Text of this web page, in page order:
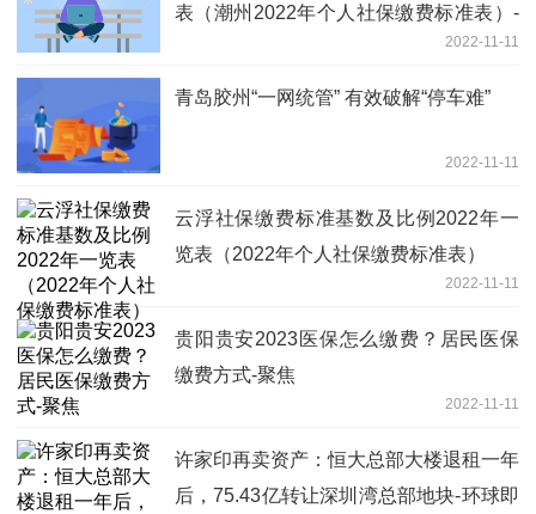
表（潮州2022年个人社保缴费标准表）-
2022-11-11
青岛胶州“一网统管” 有效破解“停车难”
2022-11-11
云浮社保缴费标准基数及比例2022年一
览表（2022年个人社保缴费标准表）
2022-11-11
贵阳贵安2023医保怎么缴费？居民医保
缴费方式-聚焦
2022-11-11
许家印再卖资产：恒大总部大楼退租一年
后，75.43亿转让深圳湾总部地块-环球即